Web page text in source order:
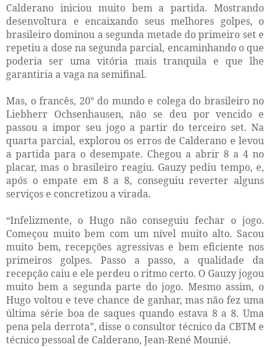
Calderano iniciou muito bem a partida. Mostrando
desenvoltura e encaixando seus melhores golpes, o
brasileiro dominou a segunda metade do primeiro set e
repetiu a dose na segunda parcial, encaminhando o que
poderia ser uma vitória mais tranquila e que lhe
garantiria a vaga na semifinal.
Mas, o francês, 20° do mundo e colega do brasileiro no
Liebherr Ochsenhausen, não se deu por vencido e
passou a impor seu jogo a partir do terceiro set. Na
quarta parcial, explorou os erros de Calderano e levou
a partida para o desempate. Chegou a abrir 8 a 4 no
placar, mas o brasileiro reagiu. Gauzy pediu tempo, e,
após o empate em 8 a 8, conseguiu reverter alguns
serviços e concretizou a virada.
“Infelizmente, o Hugo não conseguiu fechar o jogo.
Começou muito bem com um nível muito alto. Sacou
muito bem, recepções agressivas e bem eficiente nos
primeiros golpes. Passo a passo, a qualidade da
recepção caiu e ele perdeu o ritmo certo. O Gauzy jogou
muito bem a segunda parte do jogo. Mesmo assim, o
Hugo voltou e teve chance de ganhar, mas não fez uma
última série boa de saques quando estava 8 a 8. Uma
pena pela derrota”, disse o consultor técnico da CBTM e
técnico pessoal de Calderano, Jean-René Mounié.